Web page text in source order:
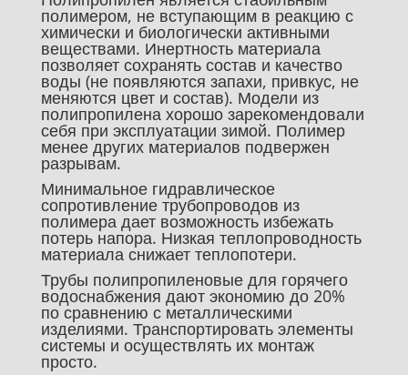
полимером, не вступающим в реакцию с
химически и биологически активными
веществами. Инертность материала
позволяет сохранять состав и качество
воды (не появляются запахи, привкус, не
меняются цвет и состав). Модели из
полипропилена хорошо зарекомендовали
себя при эксплуатации зимой. Полимер
менее других материалов подвержен
разрывам.
Минимальное гидравлическое
сопротивление трубопроводов из
полимера дает возможность избежать
потерь напора. Низкая теплопроводность
материала снижает теплопотери.
Трубы полипропиленовые для горячего
водоснабжения дают экономию до 20%
по сравнению с металлическими
изделиями. Транспортировать элементы
системы и осуществлять их монтаж
просто.